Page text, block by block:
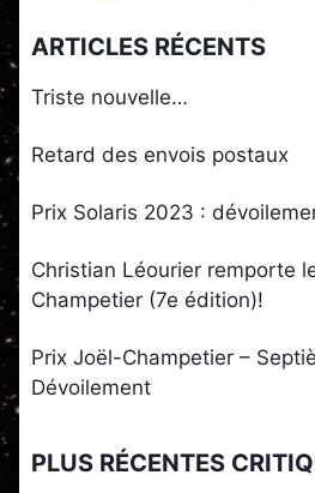
ARTICLES RÉCENTS
Triste nouvelle…
Retard des envois postaux
Prix Solaris 2023 :
Christian Léourier remporte
Champetier (7e édition)!
Prix Joël-Champetier –
Dévoilement
PLUS RÉCENTES